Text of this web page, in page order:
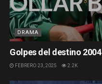
DRAMA
Golpes del destino 2004
FEBRERO 23, 2025 2.2K